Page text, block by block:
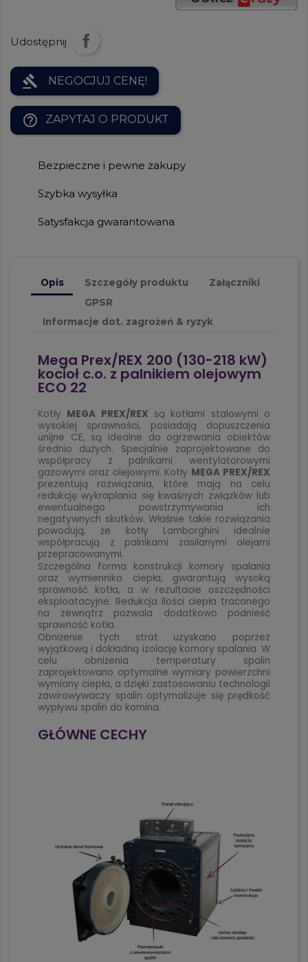
Udostępnij
gavel NEGOCJUJ CENĘ!
help_outline ZAPYTAJ O PRODUKT
Bezpieczne i pewne zakupy
Szybka wysyłka
Satysfakcja gwarantowana
Opis Szczegóły produktu
Załączniki
GPSR
Informacje dot. zagrożeń & ryzyk
Mega Prex/REX 200 (130-218 kW)
kocioł c.o. z palnikiem olejowym
ECO 22
Kotły MEGA PREX/REX są kotłami stalowymi o
wysokiej sprawności, posiadają dopuszczenia
unijne CE, są idealne do ogrzewania obiektów
średnio dużych. Specjalnie zaprojektowane do
współpracy z palnikami wentylatorowymi
gazowymi oraz olejowymi. Kotły MEGA PREX/REX
prezentują rozwiązania, które mają na celu
redukcję wykraplania się kwaśnych związków lub
ewentualnego powstrzymywania ich
negatywnych skutków. Właśnie takie rozwiązania
powodują, że kotły Lamborghini idealnie
współpracują z palnikami zasilanymi olejami
przepracowanymi.
Szczególna forma konstrukcji komory spalania
oraz wymiennika ciepła, gwarantują wysoką
sprawność kotła, a w rezultacie oszczędności
eksploatacyjne. Redukcja ilości ciepła traconego
na zewnątrz pozwala dodatkowo podnieść
sprawność kotła.
Obniżenie tych strat uzyskano poprzez
wyjątkową i dokładną izolację komory spalania. W
celu obniżenia temperatury spalin
zaprojektowano optymalne wymiary powierzchni
wymiany ciepła, a dzięki zastosowaniu technologii
zawirowywaczy spalin optymalizuje się prędkość
wypływu spalin do komina.
GŁÓWNE CECHY